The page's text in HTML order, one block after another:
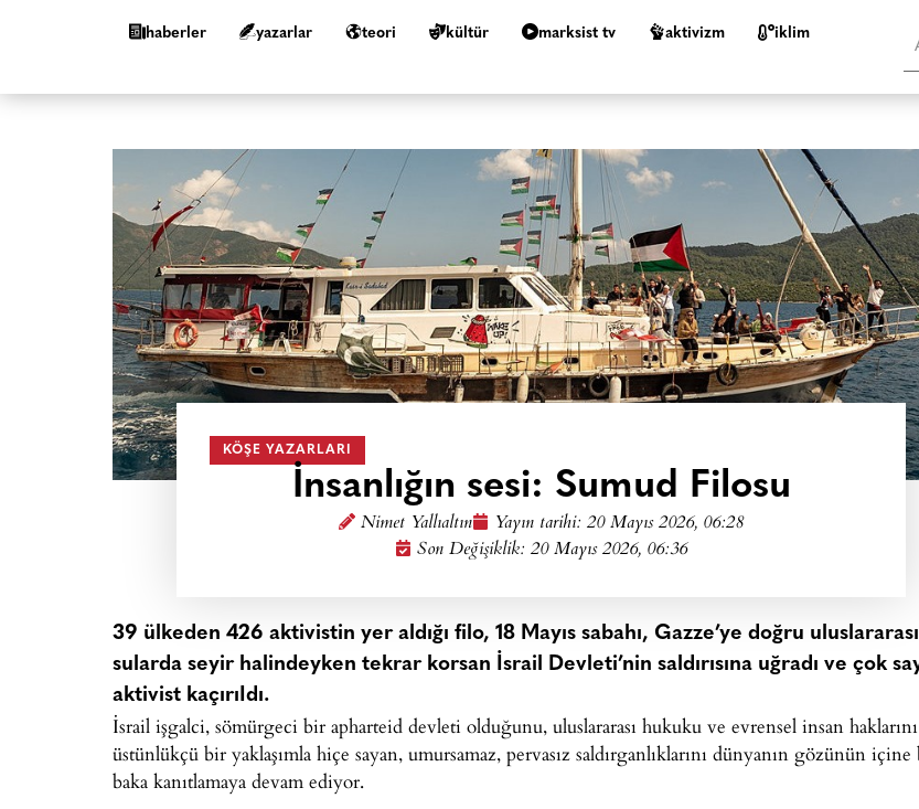
haberler yazarlar teori kültür marksist tv aktivizm i̇klim
KÖŞE YAZARLARI
İnsanlığın sesi: Sumud Filosu
Nimet Yallıaltın Yayın tarihi: 20 Mayıs 2026, 06:28
Son Değişiklik: 20 Mayıs 2026, 06:36
39 ülkeden 426 aktivistin yer aldığı filo, 18 Mayıs sabahı, Gazze’ye doğru uluslararası
sularda seyir halindeyken tekrar korsan İsrail Devleti’nin saldırısına uğradı ve çok
aktivist kaçırıIdı.
İsrail işgalci, sömürgeci bir apharteid devleti olduğunu, uluslararası hukuku ve evrensel insan haklarını
üstünlükçü bir yaklaşımla hiçe sayan, umursamaz, pervasız saldırganlıklarını dünyanın gözünün içine
baka kanıtlamaya devam ediyor.